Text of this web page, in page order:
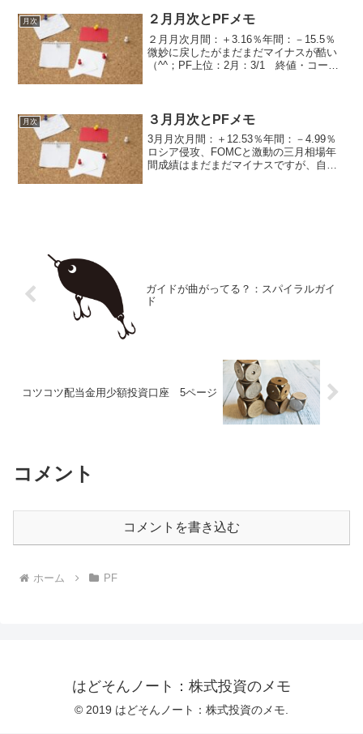
月次 ２月月次とPFメモ
２月月次月間：＋3.16％年間：－15.5％
微妙に戻したがまだまだマイナスが酷い
（^^；PF上位：2月：3/1 終値・コーア
月次 ３月月次とPFメモ
3月月次月間：＋12.53％年間：－4.99％
ロシア侵攻、FOMCと激動の三月相場年
間成績はまだまだマイナスですが、自分
ガイドが曲がってる？：スパイラルガイ
ド
コツコツ配当金用少額投資口座 5ページ
コメント
コメントを書き込む
ホーム PF
はどそんノート：株式投資のメモ
© 2019 はどそんノート：株式投資のメモ.